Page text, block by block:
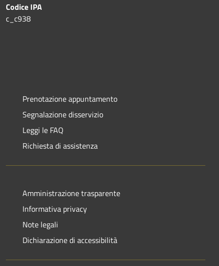
Codice IPA
c_c938
Prenotazione appuntamento
Segnalazione disservizio
Leggi le FAQ
Richiesta di assistenza
Amministrazione trasparente
Informativa privacy
Note legali
Dichiarazione di accessibilità